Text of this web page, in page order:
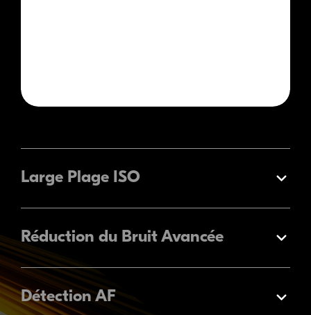
Élargir
Large Plage ISO
Élargir
Réduction du Bruit Avancée
Élargir
Détection AF